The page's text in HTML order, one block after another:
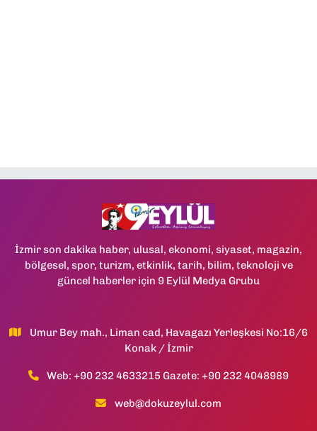
İzmir son dakika haber, ulusal, ekonomi, siyaset, magazin,
bölgesel, spor, turizm, etkinlik, tarih, bilim, teknoloji ve
güncel haberler için 9 Eylül Medya Grubu
Umur Bey mah., Liman cad, Havagazı Yerleşkesi No:16/6
Konak / İzmir
Web: +90 232 4633215 Gazete: +90 232 4048989
web@dokuzeylul.com